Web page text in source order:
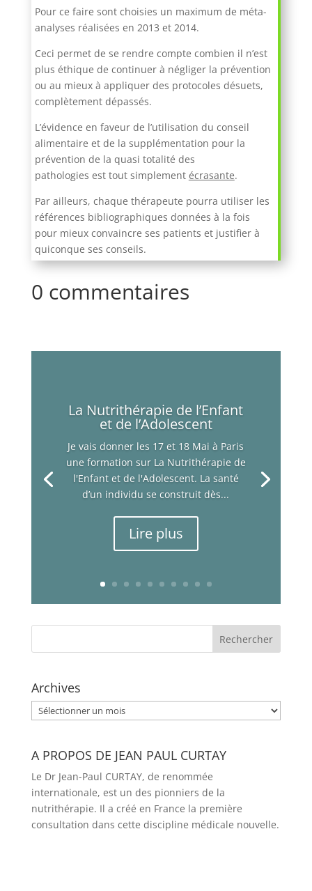
Pour ce faire sont choisies un maximum de méta-
analyses réalisées en 2013 et 2014.
Ceci permet de se rendre compte combien il n’est
plus éthique de continuer à négliger la prévention
ou au mieux à appliquer des protocoles désuets,
complètement dépassés.
L’évidence en faveur de l’utilisation du conseil
alimentaire et de la supplémentation pour la
prévention de la quasi totalité des
pathologies est tout simplement écrasante.
Par ailleurs, chaque thérapeute pourra utiliser les
références bibliographiques données à la fois
pour mieux convaincre ses patients et justifier à
quiconque ses conseils.
0 commentaires
La Nutrithérapie de l’Enfant
et de l’Adolescent
Je vais donner les 17 et 18 Mai à Paris
une formation sur La Nutrithérapie de
l'Enfant et de l'Adolescent. La santé
d’un individu se construit dès...
Lire plus
Archives
Archives
A PROPOS DE JEAN PAUL CURTAY
Le Dr Jean-Paul CURTAY, de renommée
internationale, est un des pionniers de la
nutrithérapie. Il a créé en France la première
consultation dans cette discipline médicale nouvelle.